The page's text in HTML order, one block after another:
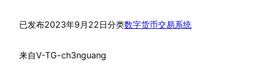
已发布2023年9月22日分类数字货币交易系统
来自V-TG-ch3nguang